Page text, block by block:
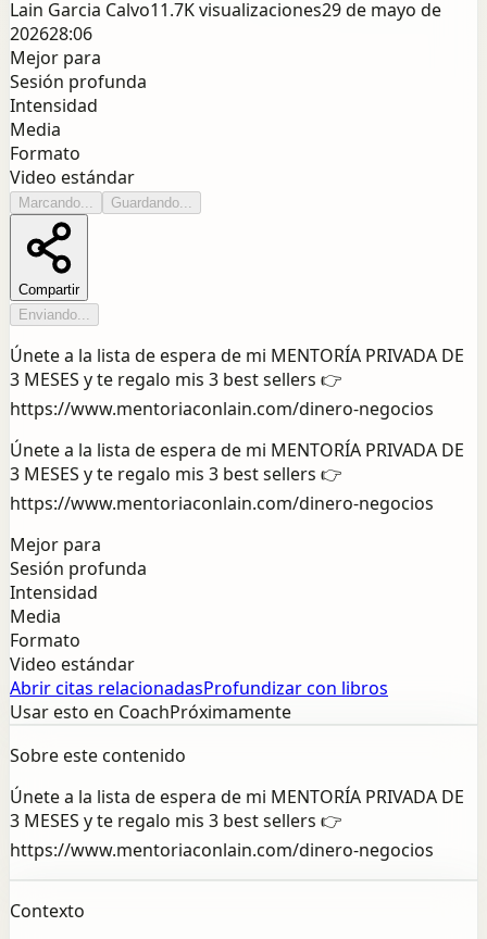
Lain Garcia Calvo11.7Kvisualizaciones29 de mayo de
202628:06
Mejor para
Sesión profunda
Intensidad
Media
Formato
Video estándar
Marcando... Guardando...
Compartir
Enviando...
Únete a la lista de espera de mi MENTORÍA PRIVADA DE
3 MESES y te regalo mis 3 best sellers 👉
https://www.mentoriaconlain.com/dinero-negocios
Únete a la lista de espera de mi MENTORÍA PRIVADA DE
3 MESES y te regalo mis 3 best sellers 👉
https://www.mentoriaconlain.com/dinero-negocios
Mejor para
Sesión profunda
Intensidad
Media
Formato
Video estándar
Abrir citas relacionadasProfundizar con libros
Usar esto en CoachPróximamente
Sobre este contenido
Únete a la lista de espera de mi MENTORÍA PRIVADA DE
3 MESES y te regalo mis 3 best sellers 👉
https://www.mentoriaconlain.com/dinero-negocios
Contexto